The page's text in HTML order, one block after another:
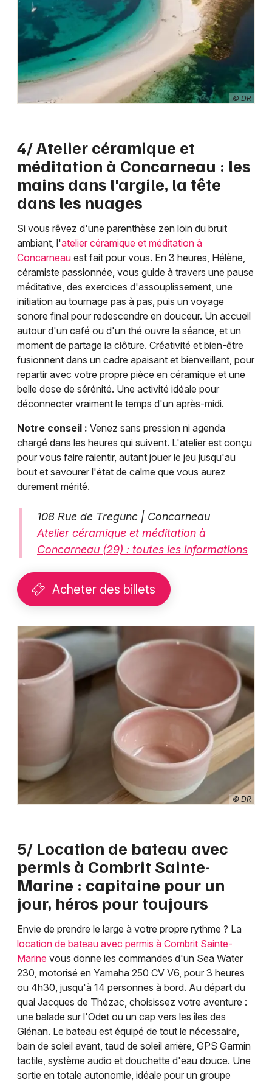
© DR
4/ Atelier céramique et
méditation à Concarneau : les
mains dans l'argile, la tête
dans les nuages
Si vous rêvez d'une parenthèse zen loin du bruit
ambiant, l'atelier céramique et méditation à
Concarneau est fait pour vous. En 3 heures, Hélène,
céramiste passionnée, vous guide à travers une pause
méditative, des exercices d'assouplissement, une
initiation au tournage pas à pas, puis un voyage
sonore final pour redescendre en douceur. Un accueil
autour d'un café ou d'un thé ouvre la séance, et un
moment de partage la clôture. Créativité et bien-être
fusionnent dans un cadre apaisant et bienveillant, pour
repartir avec votre propre pièce en céramique et une
belle dose de sérénité. Une activité idéale pour
déconnecter vraiment le temps d'un après-midi.
Notre conseil : Venez sans pression ni agenda
chargé dans les heures qui suivent. L'atelier est conçu
pour vous faire ralentir, autant jouer le jeu jusqu'au
bout et savourer l'état de calme que vous aurez
durement mérité.
108 Rue de Tregunc | Concarneau
Atelier céramique et méditation à
Concarneau (29) : toutes les informations
Acheter des billets
© DR
5/ Location de bateau avec
permis à Combrit Sainte-
Marine : capitaine pour un
jour, héros pour toujours
Envie de prendre le large à votre propre rythme ? La
location de bateau avec permis à Combrit Sainte-
Marine vous donne les commandes d'un Sea Water
230, motorisé en Yamaha 250 CV V6, pour 3 heures
ou 4h30, jusqu'à 14 personnes à bord. Au départ du
quai Jacques de Thézac, choisissez votre aventure :
une balade sur l'Odet ou un cap vers les îles des
Glénan. Le bateau est équipé de tout le nécessaire,
bain de soleil avant, taud de soleil arrière, GPS Garmin
tactile, système audio et douchette d'eau douce. Une
sortie en totale autonomie, idéale pour un groupe